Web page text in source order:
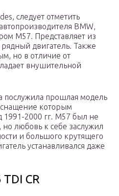
следует отметить
BMW,
M57. Представляет из
двигатель. Также
но в отличие от
внушительной
послужила прошлая модель
которым
1991-2000 гг. M57 был не
любовь к себе заслужил
и большого крутящего
устанавливался даже
CR